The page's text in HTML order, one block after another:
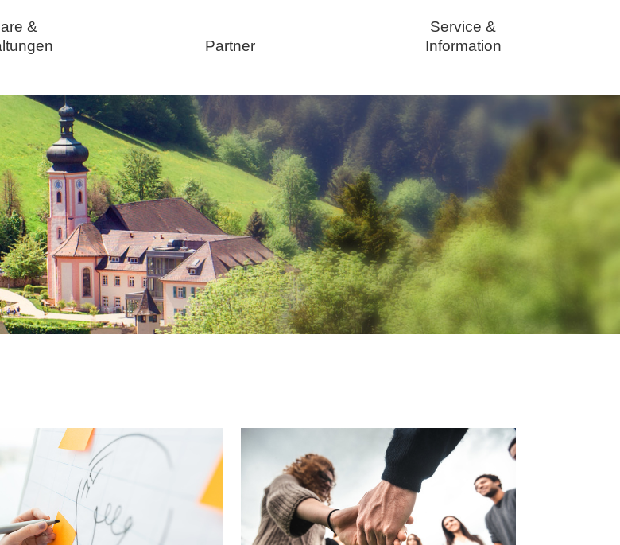
&
Partner
Service &
Information